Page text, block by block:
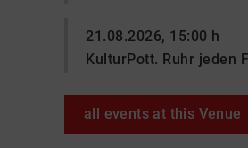
21.08.2026, 15:00 h
KulturPott. Ruhr jeden
all events at this Venue